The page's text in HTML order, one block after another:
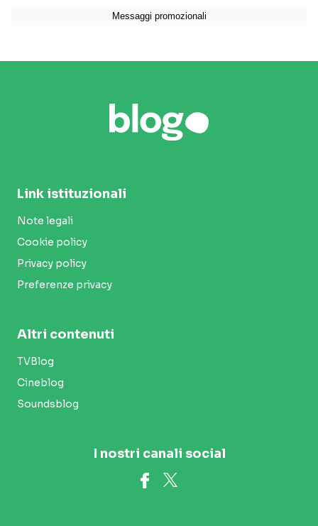
Link istituzionali
Note legali
Cookie policy
Privacy policy
Preferenze privacy
Altri contenuti
TVBlog
Cineblog
Soundsblog
I nostri canali social